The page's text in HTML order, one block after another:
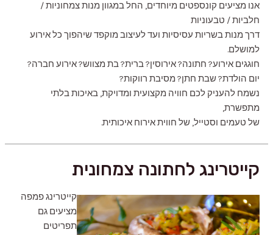
אנו מציעים קונספטים מיוחדים, החל במגוון מנות צמחוניות /
חלביות / טבעוניות
דרך מנות בשריות עסיסיות ועד לעיצוב מוקפד שיהפוך כל אירוע
למושלם.
חוגגים אירוע? חתונה? אירוסין? ברית? בת מצווש? אירוע חברה?
יום הולדת? שבת חתן? מסיבת רווקות?
נשמח להעניק לכם חוויה מקצועית ומדויקת, באיכות בלתי
מתפשרת,
של טעמים וסטייל, של חווית אירוח איכותית.
קייטרינג לחתונה צמחונית
קייטרינג פמפה
מציעים גם
תפריטים